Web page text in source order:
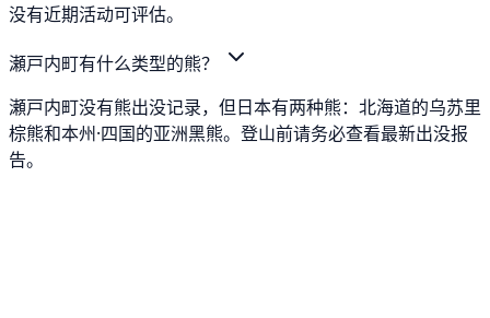
没有近期活动可评估。
瀬戸内町有什么类型的熊？
瀬戸内町没有熊出没记录，但日本有两种熊：北海道的乌苏里
棕熊和本州·四国的亚洲黑熊。登山前请务必查看最新出没报
告。